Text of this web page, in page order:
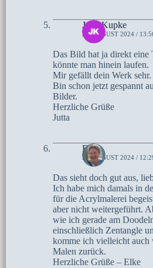
Jutta Kupke
26. AUGUST 2024 /
Das Bild hat ja direkt eine
könnte man hinein laufen.
Mir gefällt dein Werk sehr.
Bin schon jetzt gespannt
Bilder.
Herzliche Grüße
Jutta
Elke
26. AUGUST 2024 /
Das sieht doch gut aus,
Ich habe mich damals in
für die Acrylmalerei
aber nicht weitergeführt.
wie ich gerade am
einschließlich Zentangle
komme ich vielleicht auch
Malen zurück.
Herzliche Grüße – Elke